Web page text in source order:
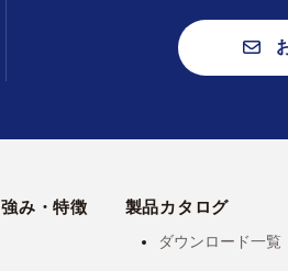
強み・特徴 製品カタログ
ダウンロード一覧